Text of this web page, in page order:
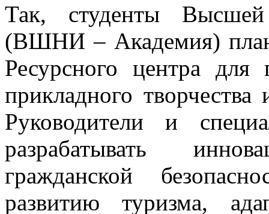
Так, студенты
(ВШНИ – Академия)
Ресурсного центра для
прикладного
Руководители и
разрабатывать
гражданской
развитию туризма,